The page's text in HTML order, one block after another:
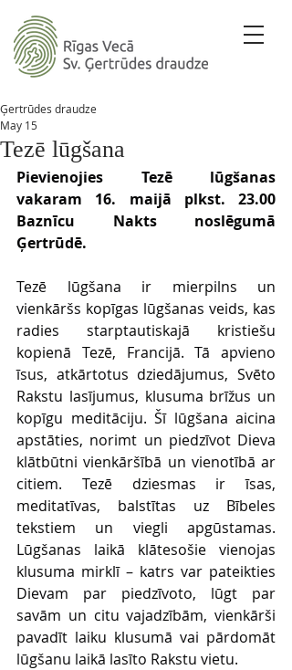
Tezē lūgšana
Ģertrūdes draudze
May 15
Pievienojies Tezē lūgšanas
Baznīcu Nakts noslēgumā
Ģertrūdē.
Tezē lūgšana ir mierpilns un
vienkāršs kopīgas lūgšanas veids, kas
radies starptautiskajā kristiešu
kopienā Tezē, Francijā. Tā apvieno
īsus, atkārtotus dziedājumus, Svēto
Rakstu lasījumus, klusuma brīžus un
kopīgu meditāciju. Šī lūgšana aicina
apstāties, norimt un piedzīvot Dieva
klātbūtni vienkāršībā un vienotībā ar
citiem. Tezē dziesmas ir īsas,
meditatīvas, balstītas uz Bībeles
tekstiem un viegli apgūstamas.
Lūgšanas laikā klātesošie vienojas
klusuma mirklī – katrs var pateikties
Dievam par piedzīvoto, lūgt par
savām un citu vajadzībām, vienkārši
pavadīt laiku klusumā vai pārdomāt
lūgšanu laikā lasīto Rakstu vietu.